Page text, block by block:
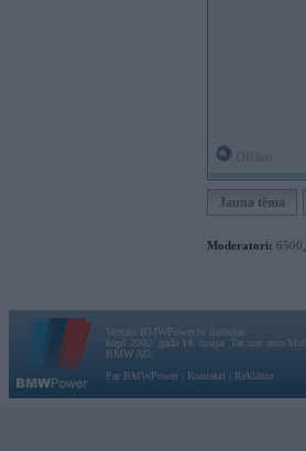
Jauna tēma
Moderatori: 6500
Vortāls BMWPower.lv darbojas
kopš 2002. gada 14. maija. Tas nav auto
BMW AG.
Par BMWPower
Kontakti Reklāma